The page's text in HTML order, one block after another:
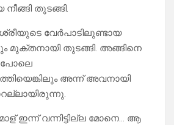
തുടങ്ങി.
വേർപാടിലുണ്ടായ
മുക്തനായി തുടങ്ങി. അങ്ങിനെ
പോലെ
അന്ന് അവനായി
ഇന്ന് വന്നിട്ടില്ല മോനെ… ആ